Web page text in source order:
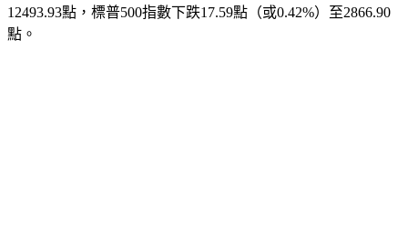
12493.93點，標普500指數下跌17.59點（或0.42%）至2866.90
點。